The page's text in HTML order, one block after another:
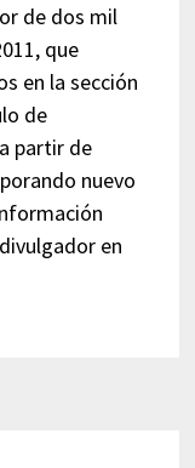
de dos mil
que
en la sección
de
partir de
nuevo
en